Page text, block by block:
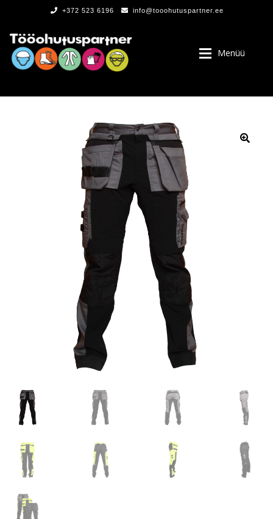
+372 523 6196 info@tooohutuspartner.ee
Menüü